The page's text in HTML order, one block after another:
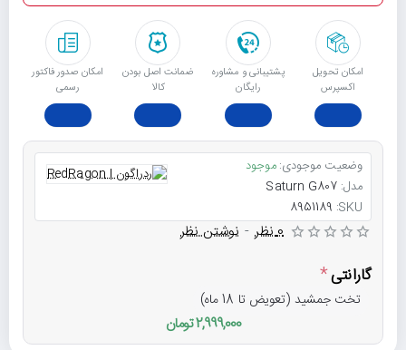
امکان تحویل
اکسپرس
پشتیبانی و مشاوره
رایگان
ﺿﻤﺎﻧﺖ اﺻﻞ ﺑﻮدن
ﮐﺎﻟﺎ
امکان صدور فاکتور
رسمی
وضعیت موجودی:موجود
مدل: Saturn G807
SKU:
8951189
0 نظر - نوشتن نظر
گارانتی
تخت جمشید (تعویض تا 18 ماه)
2,999,000 تومان